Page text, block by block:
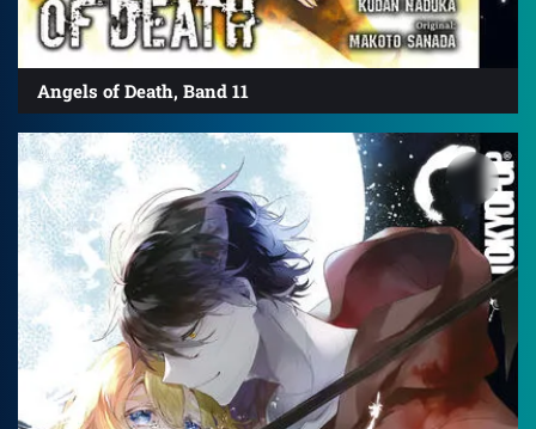
Angels of Death, Band 11